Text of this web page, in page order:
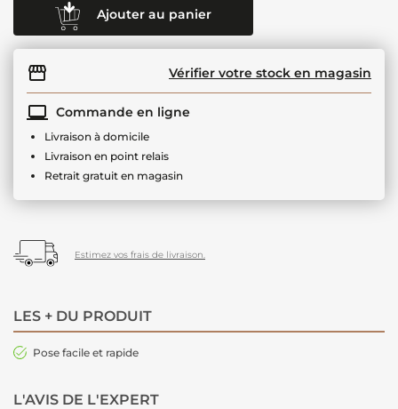
Ajouter au panier
Vérifier votre stock en magasin
Commande en ligne
Livraison à domicile
Livraison en point relais
Retrait gratuit en magasin
Estimez vos frais de livraison.
LES + DU PRODUIT
Pose facile et rapide
L'AVIS DE L'EXPERT